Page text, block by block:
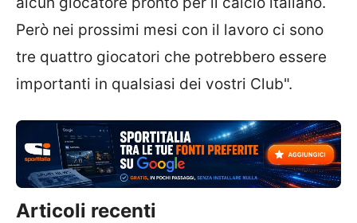
Però nei prossimi mesi con il lavoro ci sono
tre quattro giocatori che potrebbero essere
importanti in qualsiasi dei vostri Club".
Articoli recenti